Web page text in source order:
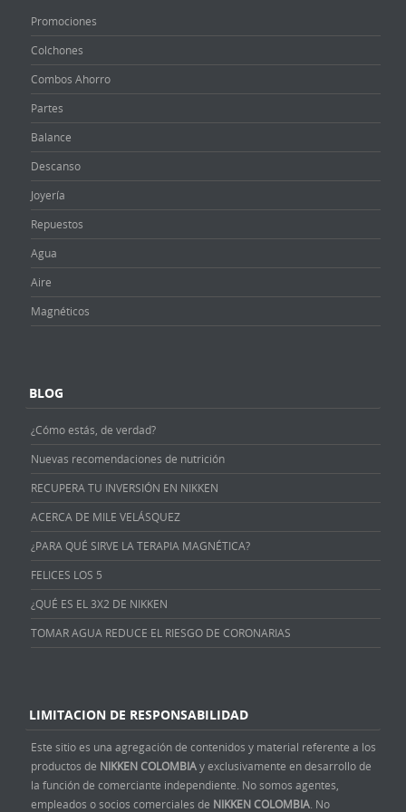
Promociones
Colchones
Combos Ahorro
Partes
Balance
Descanso
Joyería
Repuestos
Agua
Aire
Magnéticos
BLOG
¿Cómo estás, de verdad?
Nuevas recomendaciones de nutrición
RECUPERA TU INVERSIÓN EN NIKKEN
ACERCA DE MILE VELÁSQUEZ
¿PARA QUÉ SIRVE LA TERAPIA MAGNÉTICA?
FELICES LOS 5
¿QUÉ ES EL 3X2 DE NIKKEN
TOMAR AGUA REDUCE EL RIESGO DE CORONARIAS
LIMITACION DE RESPONSABILIDAD
Este sitio es una agregación de contenidos y material referente a los
productos de NIKKEN COLOMBIAy exclusivamente en desarrollo de
la función de comerciante independiente. No somos agentes,
empleados o socios comerciales de NIKKEN COLOMBIA . No